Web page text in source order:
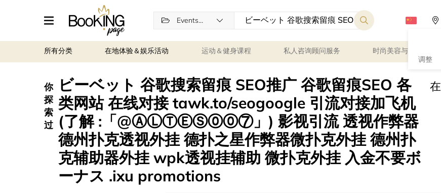
Events and entertainment
调整
所有分类 在地体验＆娱乐活动 运动＆健身课程 私人咨询顾问服务 时尚美容与健康
你
探
索
过
ビーベット 谷歌搜索留痕 SEO推广 谷歌留痕SEO 各
类网站 在线对接 tawk.to/seogoogle 引流对接加飞机
(了解 :「@ⒶⓁⓉⒺⓈ⓪⓪⑦」) 影视引流 透视作弊器
德州扑克透视外挂 德扑之星作弊器微扑克外挂 德州扑
克辅助器外挂 wpk透视挂辅助 微扑克外挂 入金不要ボ
ーナス .ixu promotions
在